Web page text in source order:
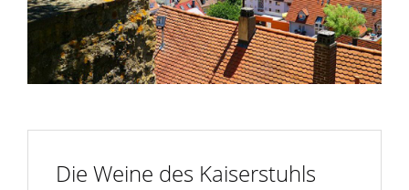
Die Weine des Kaiserstuhls